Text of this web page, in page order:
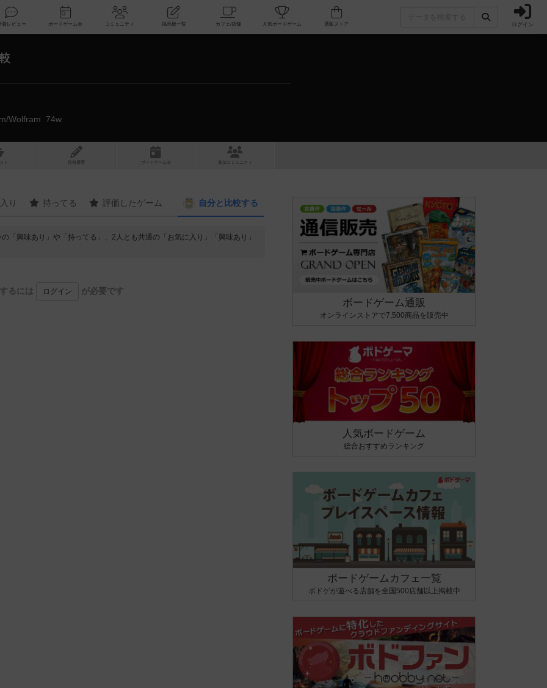
新着レビュー ボードゲーム会 コミュニティ 掲示板一覧 カフェ/店舗 人気ボードゲーム ログイン
Wolfram_74w
ト 投稿履歴 ボ ドゲ ーム コミュニティ
り 持ってる 評価したゲーム 自分と 比較する
「興味あり」や「持ってる」、2人とも共通の「お気に入り」「興味あり」
るには ログイン が必要です
ボードゲーム通販
オンラインストアで7,500商品を販売中
人気ボードゲーム
総合おすすめランキング
ボードゲームカフェ一覧
ボドゲが遊べる店舗を全国500店舗以上掲載中